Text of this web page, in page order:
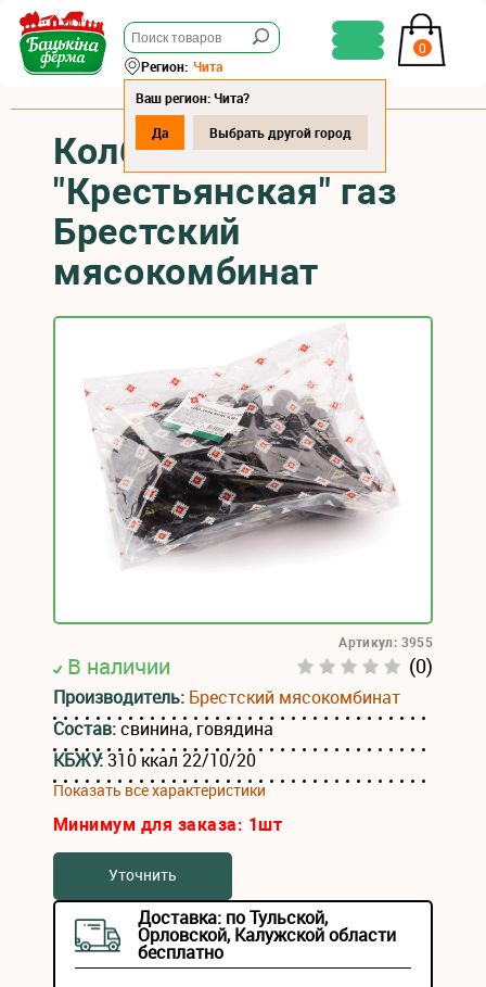
0
Регион: Чита
Ваш регион: Чита?
Да
Выбрать другой город
Колбаса кровяная
"Крестьянская" газ
Брестский
мясокомбинат
В наличии (0)
Артикул: 3955
Производитель: Брестский мясокомбинат
Состав:свинина, говядина
КБЖУ:310 ккал 22/10/20
Показать все характеристики
Минимум для заказа: 1шт
Уточнить
Доставка: по Тульской,
Орловской, Калужской области
бесплатно